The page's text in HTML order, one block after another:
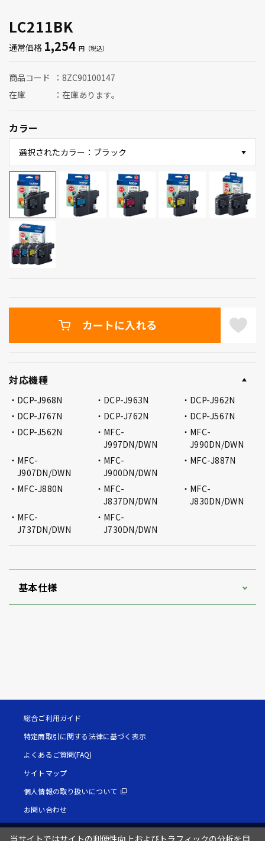
LC211BK
通常価格 1,254
商品コード
8ZC90100147
在庫
在庫あります。
カラー
選択されたカラー：ブラック
カートに入れる
対応機種
DCP-J968N DCP-J963N
DCP-J962N
DCP-J767N
DCP-J762N
DCP-J567N
DCP-J562N
MFC-
J997DN/DWN
MFC-
J990DN/DWN
MFC-
J907DN/DWN
MFC-
J900DN/DWN
MFC-J887N
MFC-J880N
MFC-
J837DN/DWN
MFC-
J830DN/DWN
MFC-
J737DN/DWN
MFC-
J730DN/DWN
基本仕様
総合ご利用ガイド
特定商取引に関する法律に基づく表示
よくあるご質問(FAQ)
サイトマップ
個人情報の取り扱いについて
お問い合わせ